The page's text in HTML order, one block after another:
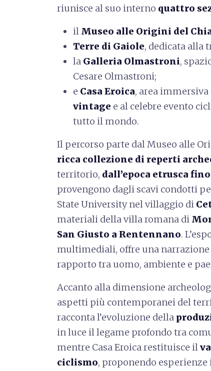
riunisce al suo interno quattro
il Museo alle Origini del
Terre di Gaiole, dedicata alla
la Galleria Olmastroni,
Cesare Olmastroni;
e Casa Eroica, area
vintage e al celebre evento
tutto il mondo.
Il percorso parte dal Museo alle
ricca collezione di reperti
territorio, dall’epoca etrusca
provengono dagli scavi condotti
State University nel villaggio di
materiali della villa romana di
San Giusto a Rentennano.
multimediali, offre una narrazione
rapporto tra uomo, ambiente e
Accanto alla dimensione
aspetti più contemporanei del
racconta l’evoluzione della
in luce il legame profondo tra
mentre Casa Eroica restituisce il
ciclismo, proponendo